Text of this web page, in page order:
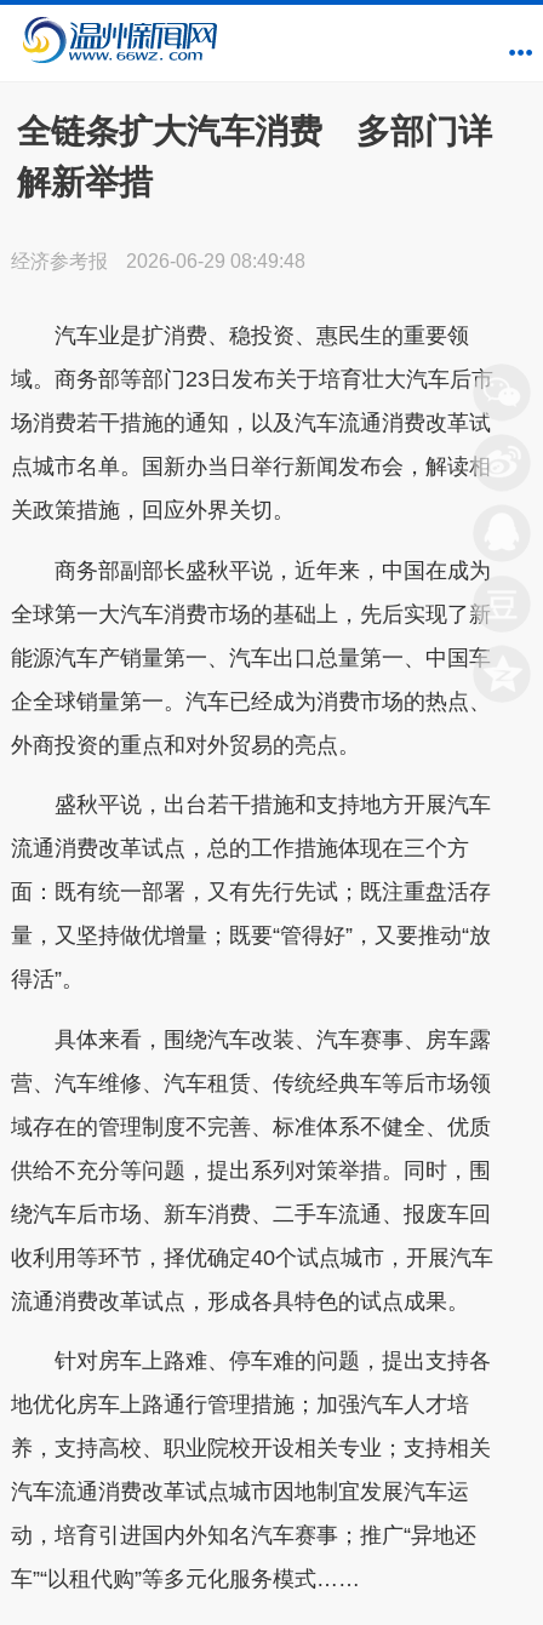
全链条扩大汽车消费 多部门详
解新举措
经济参考报 2026-06-29 08:49:48
汽车业是扩消费、稳投资、惠民生的重要领
域。商务部等部门23日发布关于培育壮大汽车后市
场消费若干措施的通知，以及汽车流通消费改革试
点城市名单。国新办当日举行新闻发布会，解读相
关政策措施，回应外界关切。
商务部副部长盛秋平说，近年来，中国在成为
全球第一大汽车消费市场的基础上，先后实现了新
能源汽车产销量第一、汽车出口总量第一、中国车
企全球销量第一。汽车已经成为消费市场的热点、
外商投资的重点和对外贸易的亮点。
盛秋平说，出台若干措施和支持地方开展汽车
流通消费改革试点，总的工作措施体现在三个方
面：既有统一部署，又有先行先试；既注重盘活存
量，又坚持做优增量；既要“管得好”，又要推动“放
得活”。
具体来看，围绕汽车改装、汽车赛事、房车露
营、汽车维修、汽车租赁、传统经典车等后市场领
域存在的管理制度不完善、标准体系不健全、优质
供给不充分等问题，提出系列对策举措。同时，围
绕汽车后市场、新车消费、二手车流通、报废车回
收利用等环节，择优确定40个试点城市，开展汽车
流通消费改革试点，形成各具特色的试点成果。
针对房车上路难、停车难的问题，提出支持各
地优化房车上路通行管理措施；加强汽车人才培
养，支持高校、职业院校开设相关专业；支持相关
汽车流通消费改革试点城市因地制宜发展汽车运
动，培育引进国内外知名汽车赛事；推广“异地还
车”“以租代购”等多元化服务模式……